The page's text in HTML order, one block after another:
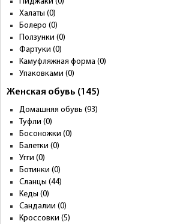
Халаты (0)
Болеро (0)
Ползунки (0)
Фартуки (0)
Камуфляжная форма (0)
Упаковками (0)
Женская обувь (145)
Домашняя обувь (93)
Туфли (0)
Босоножки (0)
Балетки (0)
Угги (0)
Ботинки (0)
Сланцы (44)
Кеды (0)
Сандалии (0)
Кроссовки (5)